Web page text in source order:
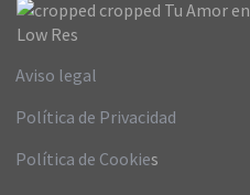
Aviso legal
Política de Privacidad
Política de Cookies